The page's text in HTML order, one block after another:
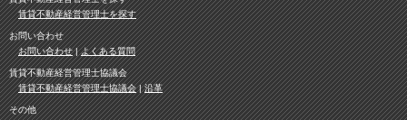
賃貸不動産経営管理士を探す
お問い合わせ
お問い合わせ
よくある質問
賃貸不動産経営管理士協議会
賃貸不動産経営管理士協議会
沿革
その他